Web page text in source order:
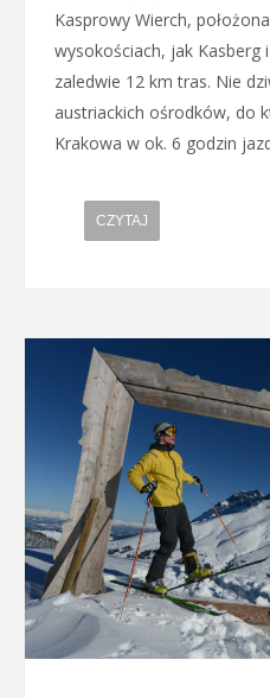
Kasprowy Wierch,
wysokościach, jak
zaledwie 12 km tras. Nie
austriackich ośrodków, do
Krakowa w ok. 6 godzin
CZYTAJ